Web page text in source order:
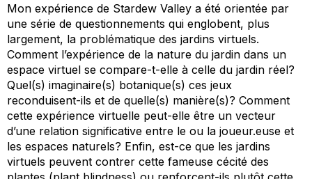
Mon expérience de Stardew Valley a été orientée par
une série de questionnements qui englobent, plus
largement, la problématique des jardins virtuels.
Comment l’expérience de la nature du jardin dans un
espace virtuel se compare-t-elle à celle du jardin réel?
Quel(s) imaginaire(s) botanique(s) ces jeux
reconduisent-ils et de quelle(s) manière(s)? Comment
cette expérience virtuelle peut-elle être un vecteur
d’une relation significative entre le ou la joueur.euse et
les espaces naturels? Enfin, est-ce que les jardins
virtuels peuvent contrer cette fameuse cécité des